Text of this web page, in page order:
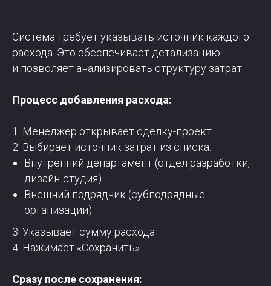
Система требует указывать источник каждого
расхода. Это обеспечивает детализацию
и позволяет анализировать структуру затрат.
Процесс добавления расхода:
1. Менеджер открывает сделку-проект
2. Выбирает источник затрат из списка:
Внутренний департамент (отдел разработки,
дизайн-студия)
Внешний подрядчик (субподрядные
организации)
3. Указывает сумму расхода
4. Нажимает «Сохранить»
Сразу после сохранения: